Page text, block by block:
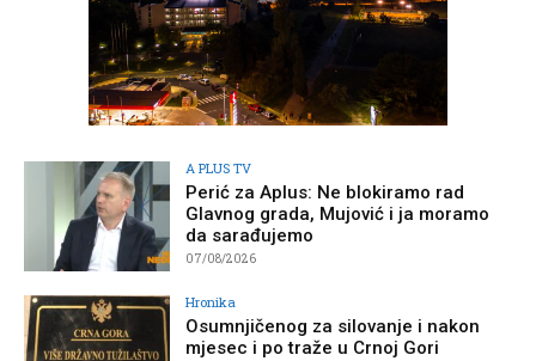
A PLUS TV
Perić za Aplus: Ne blokiramo rad
Glavnog grada, Mujović i ja moramo
da sarađujemo
07/08/2026
Hronika
Osumnjičenog za silovanje i nakon
mjesec i po traže u Crnoj Gori